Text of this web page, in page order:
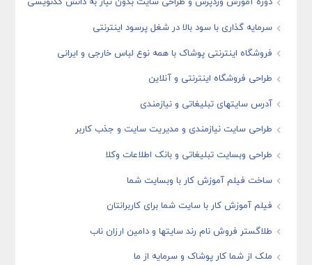
سرمایه گذاری با سود بالا در شغل پرسود اینترنتی
فروشگاه اینترنتی پوشاک با همه نوع لباس خارجی و ایرانی
طراحی فروشگاه اینترنتی و آنلاین
آدرس سایتهای تبلیغاتی و نیازمندی
طراحی سایت نیازمندی و مدیریت سایت و جذب کاربر
طراحی وبسایت تبلیغاتی و بانک اطلاعات وکلا
ساخت فیلم آموزش کار با وبسایت شما
فیلم آموزش کار با سایت شما برای کاربرانتان
طلاگستر فروش نام رند سایتها و دامین ارزان ناب
ملک از شما کار پوشاک و سرمایه از ما